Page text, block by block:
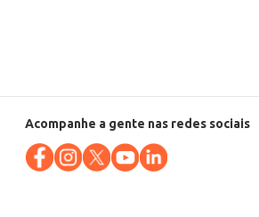
Acompanhe a gente nas redes sociais